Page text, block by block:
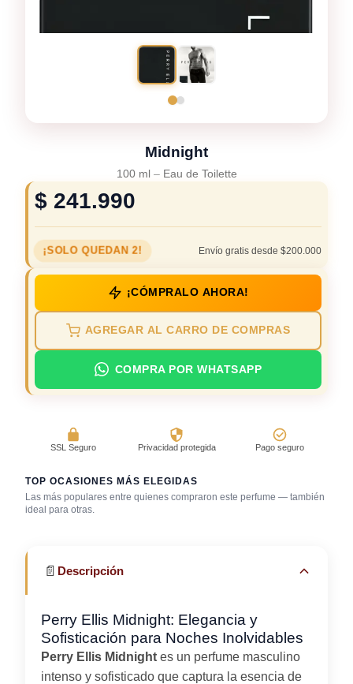
Midnight
100 ml – Eau de Toilette
$ 241.990
¡SOLO QUEDAN 2! Envío gratis desde $200.000
¡CÓMPRALO AHORA!
AGREGAR AL CARRO DE COMPRAS
COMPRA POR WHATSAPP
SSL Seguro Privacidad protegida Pago seguro
TOP OCASIONES MÁS ELEGIDAS
Las más populares entre quienes compraron este perfume — también
ideal para otras.
Bar / cocteles
Salida casual de
📄 Descripción
Perry Ellis Midnight: Elegancia y
Sofisticación para Noches Inolvidables
Perry Ellis Midnight es un perfume masculino
intenso y sofisticado que captura la esencia de